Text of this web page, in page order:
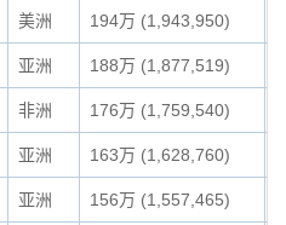
美洲 194万 (1,943,950)
亚洲 188万 (1,877,519)
非洲 176万 (1,759,540)
亚洲 163万 (1,628,760)
亚洲 156万 (1,557,465)